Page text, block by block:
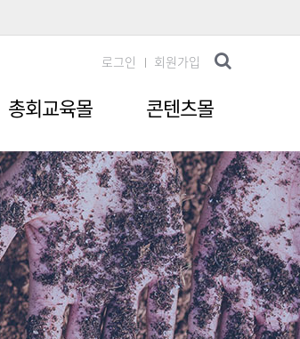
총회교육몰 콘텐츠몰
로그인 회원가입